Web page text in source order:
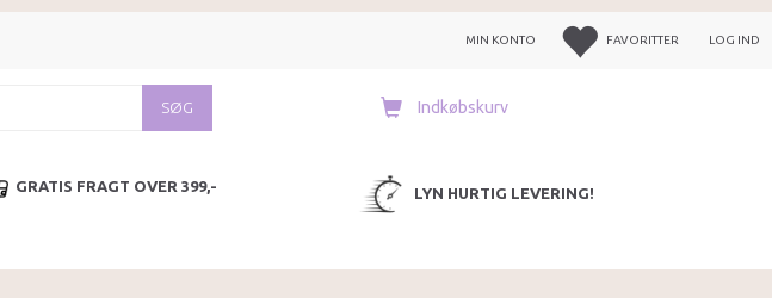
FAVORITTER LOG IND
MIN KONTO
SØG Indkøbskurv
GRATIS FRAGT OVER 399,- LYN HURTIG LEVERING!